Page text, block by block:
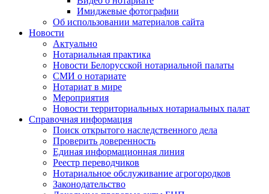
Имиджевые фотографии
Об использовании материалов сайта
Новости
Актуально
Нотариальная практика
Новости Белорусской нотариальной палаты
СМИ о нотариате
Нотариат в мире
Мероприятия
Новости территориальных нотариальных палат
Справочная информация
Поиск открытого наследственного дела
Проверить доверенность
Единая информационная линия
Реестр переводчиков
Нотариальное обслуживание агрогородков
Законодательство